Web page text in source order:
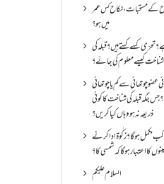
کے مستحبات، نکاح کس عمر
میں ہو؟
کسے کہتے ہیں؟ قبلہ کی
شناخت کیسے معلوم کی جائے؟
چوتھائی سے کم یا چوتھائی
جگہ قبلہ کی شناخت کا کوئی
ذریعہ نہ ہو وہاں کیا کریں؟
مکمل ہو گا؟زکٰوۃ ادا کرنے
کا اعتبار ہو گا کہ شمسی کا؟
السلام علیکم